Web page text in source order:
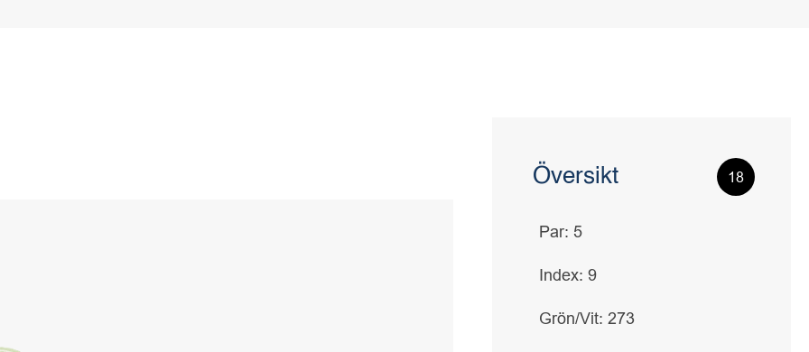
Översikt 18
Par: 5
Index: 9
Grön/Vit: 273